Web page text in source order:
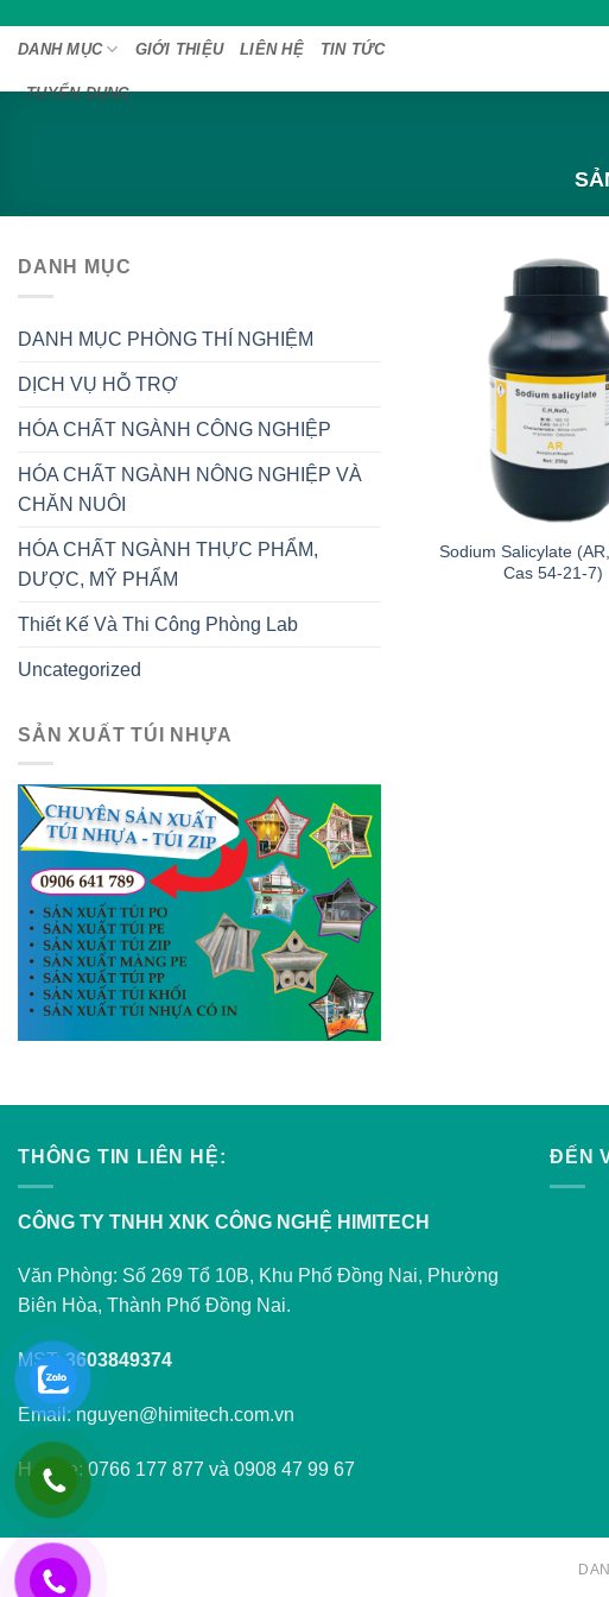
qua
dung
DANH MỤC GIỚI THIỆU LIÊN HỆ TIN TỨC
TUYỂN DỤNG
DANH MỤC
DANH MỤC PHÒNG THÍ NGHIỆM
DỊCH VỤ HỖ TRỢ
HÓA CHẤT NGÀNH CÔNG NGHIỆP
HÓA CHẤT NGÀNH NÔNG NGHIỆP VÀ
CHĂN NUÔI
HÓA CHẤT NGÀNH THỰC PHẨM,
DƯỢC, MỸ PHẨM
Thiết Kế Và Thi Công Phòng Lab
Uncategorized
SẢN XUẤT TÚI NHỰA
Sodium Salicylate
Cas 54-21-7)
THÔNG TIN LIÊN HỆ:
CÔNG TY TNHH XNK CÔNG NGHỆ HIMITECH
Văn Phòng: Số 269 Tổ 10B, Khu Phố Đồng Nai, Phường
Biên Hòa, Thành Phố Đồng Nai.
MST:3603849374
Email: nguyen@himitech.com.vn
Hotline: 0766 177 877 và 0908 47 99 67
ĐẾN